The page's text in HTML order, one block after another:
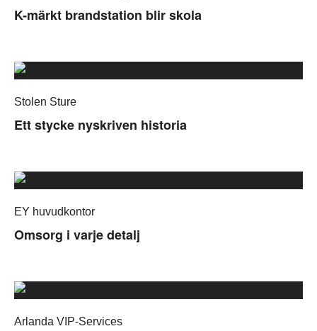
K-märkt brandstation blir skola
Stolen Sture
Ett stycke nyskriven historia
EY huvudkontor
Omsorg i varje detalj
Arlanda VIP-Services